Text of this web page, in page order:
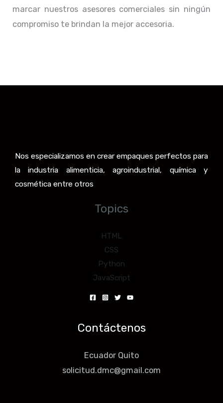
marcar nuestros asesores comerciales sin ningún
compromiso te brindan la mejor accesoria.
Nos especializamos en crear empaques perfectos para
la industria alimenticia, agroindustrial, química y
cosmética entre otros
Topics
HTML
CSS
Python
JavaScript
Contáctenos
Ecuador Quito
solicitud.dmc@gmail.com